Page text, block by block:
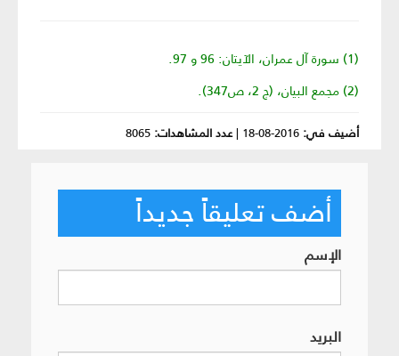
(1) سورة آل عمران، الآيتان: 96 و 97.
(2) مجمع البيان، (ج 2، ص‏347).
أضيف في: 2016-08-18
|عدد المشاهدات: 8065
أضف تعليقاً جديداً
الإسم
البريد